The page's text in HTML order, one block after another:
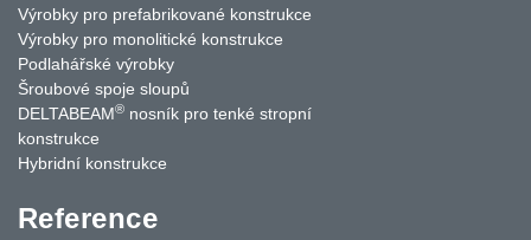
Výrobky pro prefabrikované konstrukce
Výrobky pro monolitické konstrukce
Podlahářské výrobky
Šroubové spoje sloupů
DELTABEAM® nosník pro tenké stropní
konstrukce
Hybridní konstrukce
Reference